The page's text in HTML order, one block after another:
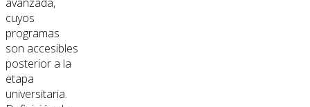
cuyos
programas
son accesibles
posterior a la
etapa
universitaria.